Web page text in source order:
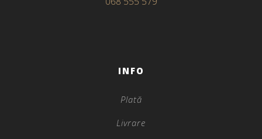
INFO
Plată
Livrare